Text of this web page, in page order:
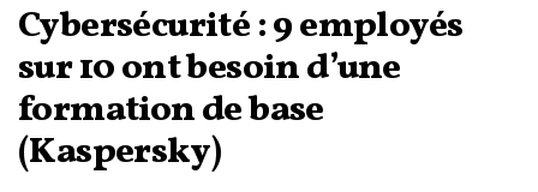
Cybersécurité : 9 employés
sur 10 ont besoin d’une
formation de base
(Kaspersky)